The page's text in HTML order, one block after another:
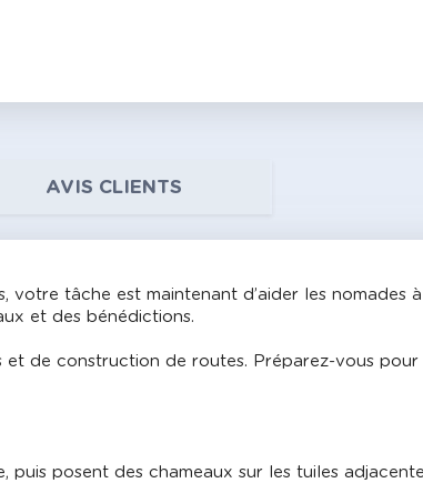
AVIS CLIENTS
votre tâche est maintenant d’aider les nomades
et des bénédictions.
et de construction de routes. Préparez-vous
puis posent des chameaux sur les tuiles